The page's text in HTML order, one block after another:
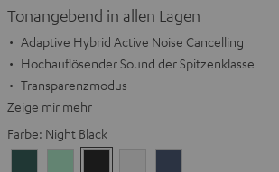
Tonangebend in allen Lagen
Adaptive Hybrid Active Noise Cancelling
Hochauflösender Sound der Spitzenklasse
Transparenzmodus
Zeige mir mehr
Farbe: Night Black